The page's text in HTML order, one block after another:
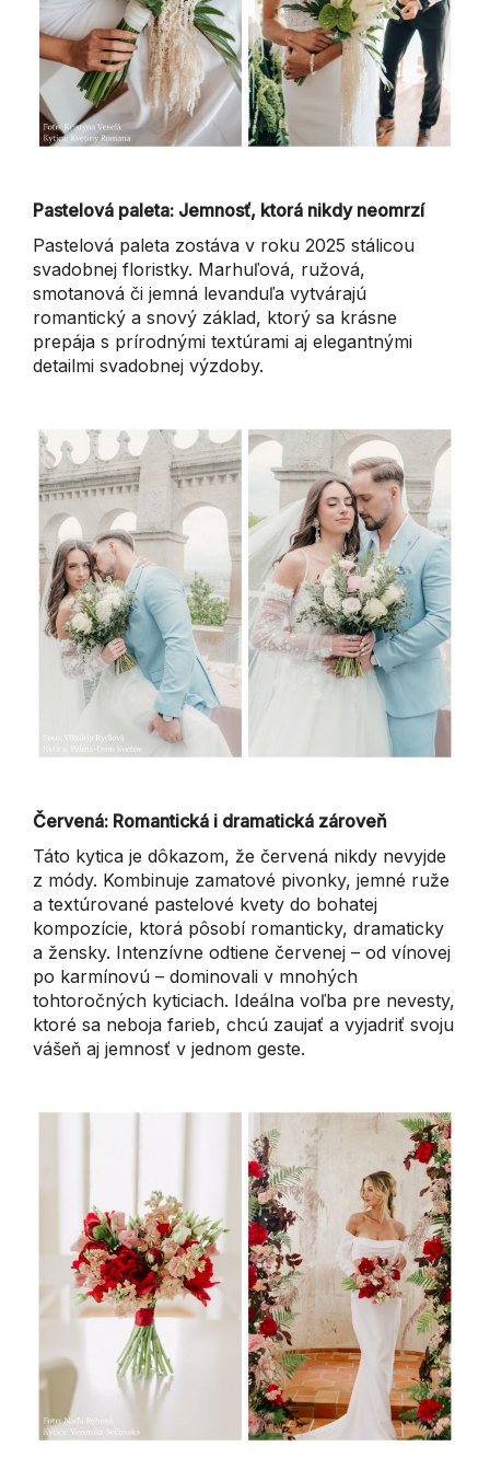
Pastelová paleta: Jemnosť, ktorá nikdy neomrzí
Pastelová paleta zostáva v roku 2025 stálicou
svadobnej floristky. Marhuľová, ružová,
smotanová či jemná levanduľa vytvárajú
romantický a snový základ, ktorý sa krásne
prepája s prírodnými textúrami aj elegantnými
detailmi svadobnej výzdoby.
Červená: Romantická i dramatická zároveň
Táto kytica je dôkazom, že červená nikdy nevyjde
z módy. Kombinuje zamatové pivonky, jemné ruže
a textúrované pastelové kvety do bohatej
kompozície, ktorá pôsobí romanticky, dramaticky
a žensky. Intenzívne odtiene červenej – od vínovej
po karmínovú – dominovali v mnohých
tohtoročných kyticiach. Ideálna voľba pre nevesty,
ktoré sa neboja farieb, chcú zaujať a vyjadriť svoju
vášeň aj jemnosť v jednom geste.